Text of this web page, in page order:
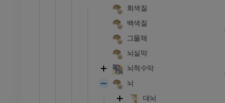
회색질
백색질
그물체
뇌실막
뇌척수막
뇌
대뇌